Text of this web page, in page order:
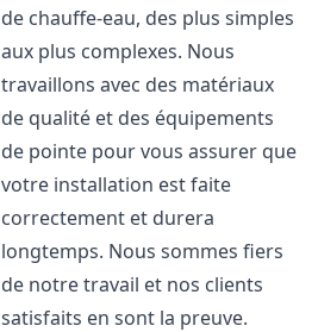
de chauffe-eau, des plus simples
aux plus complexes. Nous
travaillons avec des matériaux
de qualité et des équipements
de pointe pour vous assurer que
votre installation est faite
correctement et durera
longtemps. Nous sommes fiers
de notre travail et nos clients
satisfaits en sont la preuve.